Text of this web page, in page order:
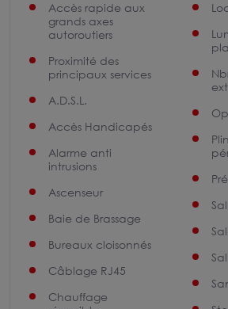
Accès rapide aux
grands axes
autoroutiers
Proximité des
principaux services
A.D.S.L.
Accès Handicapés
Alarme anti
intrusions
Ascenseur
Baie de Brassage
Bureaux cloisonnés
Câblage RJ45
Chauffage